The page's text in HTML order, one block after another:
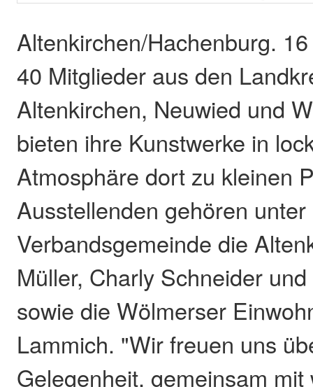
Altenkirchen/Hachenburg.
40 Mitglieder aus den
Altenkirchen, Neuwied und
bieten ihre Kunstwerke in
Atmosphäre dort zu kleinen
Ausstellenden gehören
Verbandsgemeinde die
Müller, Charly Schneider
sowie die Wölmerser
Lammich. "Wir freuen uns
Gelegenheit, gemeinsam mit